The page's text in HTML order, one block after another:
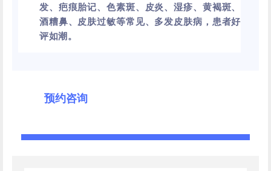
发、疤痕胎记、色素斑、皮炎、湿疹、黄褐斑、
酒糟鼻、皮肤过敏等常见、多发皮肤病，患者好
评如潮。
预约咨询